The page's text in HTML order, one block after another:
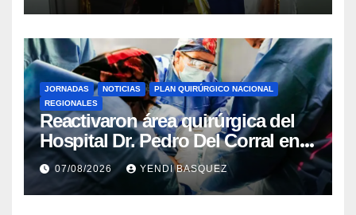
JORNADAS NOTICIAS
PLAN QUIRÚRGICO NACIONAL
REGIONALES
Reactivaron área quirúrgica del
Hospital Dr. Pedro Del Corral en
Guárico
07/08/2026 YENDI BASQUEZ